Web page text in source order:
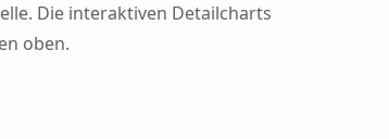
Die interaktiven Detailcharts
oben.